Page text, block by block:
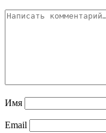
Имя
Email